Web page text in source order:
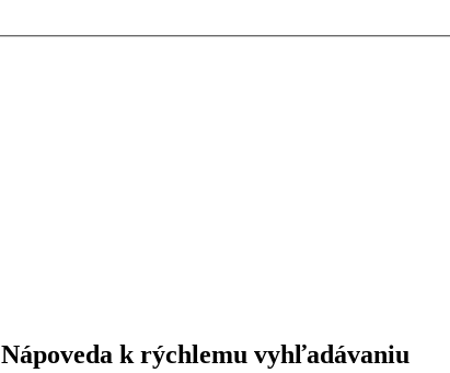
Nápoveda k rýchlemu vyhľadávaniu